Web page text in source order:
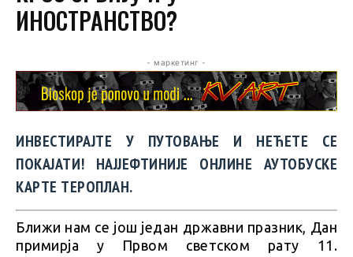
ИНОСТРАНСТВО?
- маркетинг -
ИНВЕСТИРАЈТЕ У ПУТОВАЊЕ И НЕЋЕТЕ СЕ
ПОКАЈАТИ! НАЈЈЕФТИНИЈЕ ОНЛИНЕ АУТОБУСКЕ
КАРТЕ ТЕРОПЛАН.
Ближи нам се још један државни празник, Дан
примирја у Првом светском рату 11.